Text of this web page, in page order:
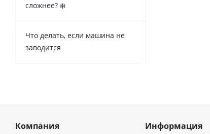
сложнее? ❄️
Что делать, если машина не
заводится
Компания Информация